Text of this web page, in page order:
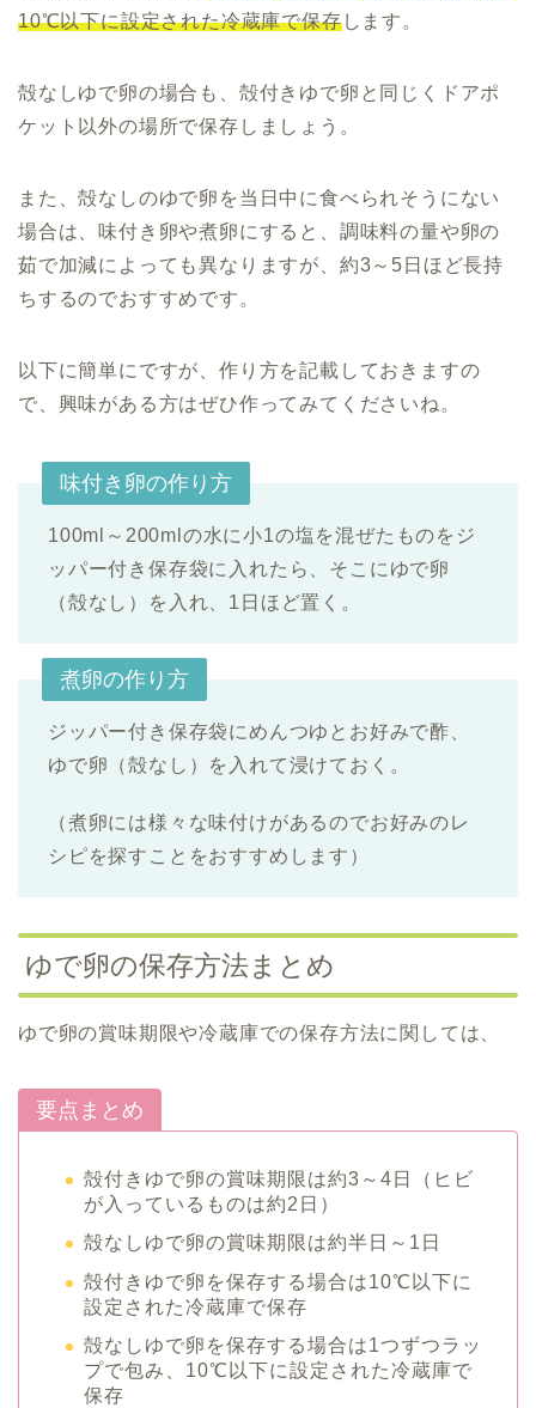
10℃以下に設定された冷蔵庫で保存します。
殻なしゆで卵の場合も、殻付きゆで卵と同じくドアポ
ケット以外の場所で保存しましょう。
また、殻なしのゆで卵を当日中に食べられそうにない
場合は、味付き卵や煮卵にすると、調味料の量や卵の
茹で加減によっても異なりますが、約3～5日ほど長持
ちするのでおすすめです。
以下に簡単にですが、作り方を記載しておきますの
で、興味がある方はぜひ作ってみてくださいね。
味付き卵の作り方
100ml～200mlの水に小1の塩を混ぜたものをジ
ッパー付き保存袋に入れたら、そこにゆで卵
（殻なし）を入れ、1日ほど置く。
煮卵の作り方
ジッパー付き保存袋にめんつゆとお好みで酢、
ゆで卵（殻なし）を入れて浸けておく。
（煮卵には様々な味付けがあるのでお好みのレ
シピを探すことをおすすめします）
ゆで卵の保存方法まとめ
ゆで卵の賞味期限や冷蔵庫での保存方法に関しては、
要点まとめ
殻付きゆで卵の賞味期限は約3～4日（ヒビ
が入っているものは約2日）
殻なしゆで卵の賞味期限は約半日～1日
殻付きゆで卵を保存する場合は10℃以下に
設定された冷蔵庫で保存
殻なしゆで卵を保存する場合は1つずつラッ
プで包み、10℃以下に設定された冷蔵庫で
保存